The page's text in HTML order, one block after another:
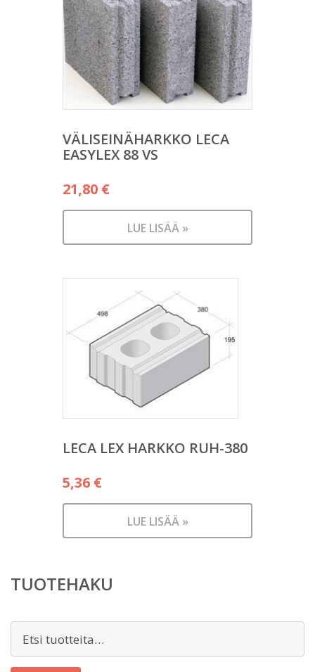
VÄLISEINÄHARKKO LECA
EASYLEX 88 VS
21,80 €
LUE LISÄÄ »
LECA LEX HARKKO RUH-380
5,36 €
LUE LISÄÄ »
TUOTEHAKU